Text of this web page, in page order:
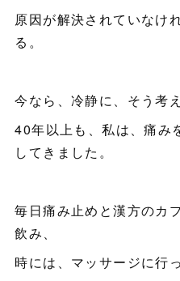
原因が解決されていなけ
る。
今なら、冷静に、そう考
40年以上も、私は、痛み
してきました。
毎日痛み止めと漢方のカ
飲み、
時には、マッサージに行